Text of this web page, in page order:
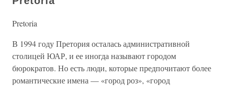
Pretoria
В 1994 году Претория осталась административной
столицей ЮАР, и ее иногда называют городом
бюрократов. Но есть люди, которые предпочитают более
романтические имена — «город роз», «город